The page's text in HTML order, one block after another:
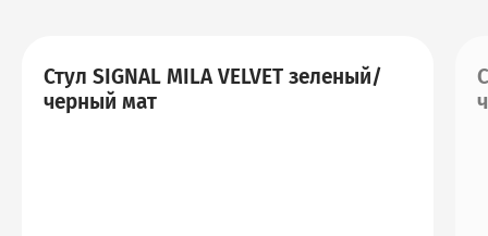
Стул SIGNAL MILA VELVET зеленый/
черный мат